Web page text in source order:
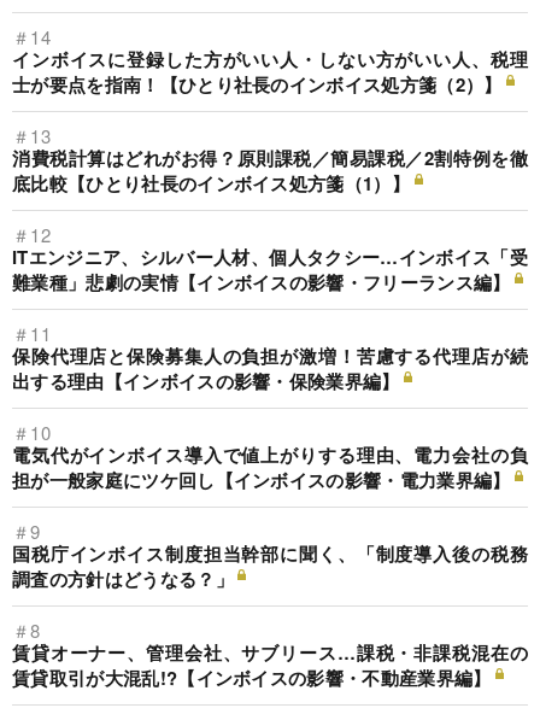
＃14
インボイスに登録した方がいい人・しない方がいい人、税理
士が要点を指南！【ひとり社長のインボイス処方箋（2）】
＃13
消費税計算はどれがお得？原則課税／簡易課税／2割特例を徹
底比較【ひとり社長のインボイス処方箋（1）】
＃12
ITエンジニア、シルバー人材、個人タクシー…インボイス「受
難業種」悲劇の実情【インボイスの影響・フリーランス編】
＃11
保険代理店と保険募集人の負担が激増！苦慮する代理店が続
出する理由【インボイスの影響・保険業界編】
＃10
電気代がインボイス導入で値上がりする理由、電力会社の負
担が一般家庭にツケ回し【インボイスの影響・電力業界編】
＃9
国税庁インボイス制度担当幹部に聞く、「制度導入後の税務
調査の方針はどうなる？」
＃8
賃貸オーナー、管理会社、サブリース…課税・非課税混在の
賃貸取引が大混乱!?【インボイスの影響・不動産業界編】